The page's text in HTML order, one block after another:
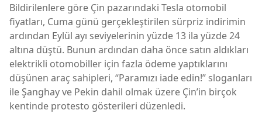
Bildirilenlere göre Çin pazarındaki Tesla otomobil
fiyatları, Cuma günü gerçekleştirilen sürpriz indirimin
ardından Eylül ayı seviyelerinin yüzde 13 ila yüzde 24
altına düştü. Bunun ardından daha önce satın aldıkları
elektrikli otomobiller için fazla ödeme yaptıklarını
düşünen araç sahipleri, “Paramızı iade edin!” sloganları
ile Şanghay ve Pekin dahil olmak üzere Çin’in birçok
kentinde protesto gösterileri düzenledi.